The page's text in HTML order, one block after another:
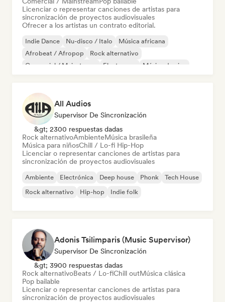
Licenciar o representar canciones de artistas para
sincronización de proyectos audiovisuales
Ofrecer a los artistas un contrato editorial.
Indie Dance Nu-disco / Italo
Música africana
Afrobeat / Afropop
Rock alternativo
Comercial / Mainstream
Electropop Música de cine
All Audios
Supervisor De Sincronización
&gt; 2300 respuestas dadas
Rock alternativoAmbienteMúsica brasileña
Música para niñosChill / Lo-fi Hip-Hop
Licenciar o representar canciones de artistas para
sincronización de proyectos audiovisuales
Ambiente Electrónica Deep house Phonk
Tech House
Rock alternativo
Hip-hop Indie folk
Adonis Tsilimparis (Music Supervisor)
Supervisor De Sincronización
&gt; 3900 respuestas dadas
Rock alternativoBeats / Lo-fiChill outMúsica clásica
Pop bailable
Licenciar o representar canciones de artistas para
sincronización de proyectos audiovisuales